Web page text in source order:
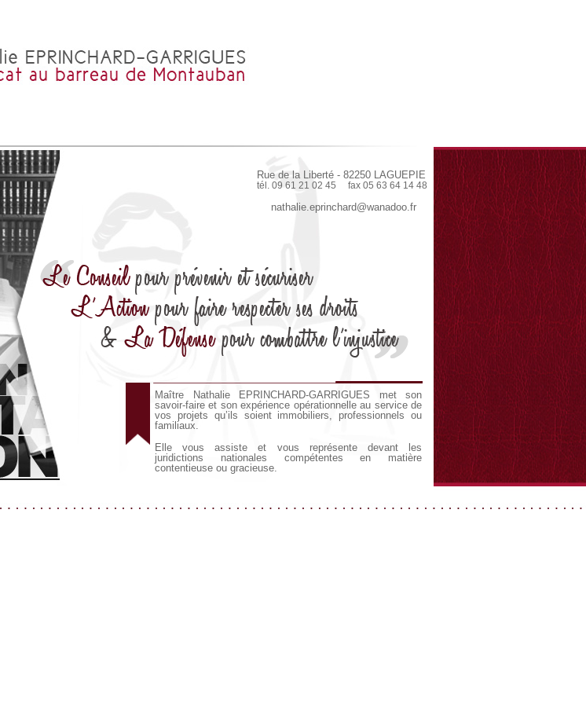
Rue de la Liberté - 82250 LAGUEPIE
tél. 09 61 21 02 45 fax 05 63 64 14 48
nathalie.eprinchard@wanadoo.fr
Maître Nathalie EPRINCHARD-GARRIGUES met son
savoir-faire et son expérience opérationnelle au service de
vos projets qu’ils soient immobiliers, professionnels ou
familiaux.
Elle vous assiste et vous représente devant les
juridictions nationales compétentes en matière
contentieuse ou gracieuse.